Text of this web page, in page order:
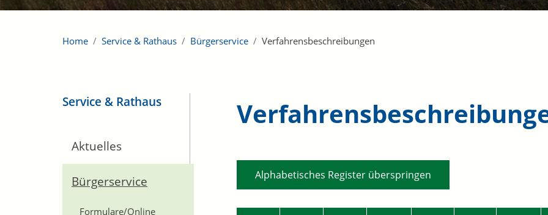
Home Service & Rathaus Bürgerservice Verfahrensbeschreibungen
Service & Rathaus
Aktuelles
Bürgerservice
Formulare/Online
Alphabetisches Register überspringen